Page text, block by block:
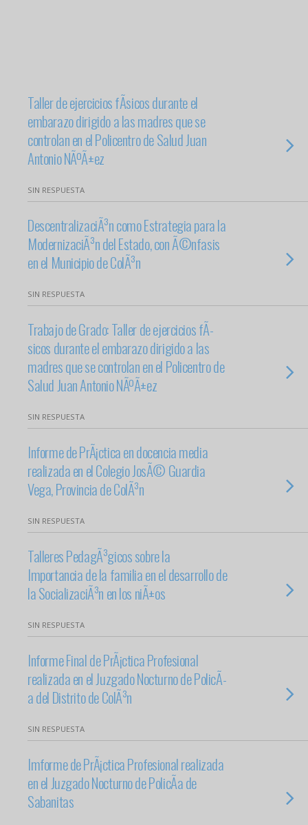
Taller de ejercicios fÃ­sicos durante el
embarazo dirigido a las madres que se
controlan en el Policentro de Salud Juan
Antonio NÃºÃ±ez
SIN RESPUESTA
DescentralizaciÃ³n como Estrategia para la
ModernizaciÃ³n del Estado, con Ã©nfasis
en el Municipio de ColÃ³n
SIN RESPUESTA
Trabajo de Grado: Taller de ejercicios fÃ­
sicos durante el embarazo dirigido a las
madres que se controlan en el Policentro de
Salud Juan Antonio NÃºÃ±ez
SIN RESPUESTA
Informe de PrÃ¡ctica en docencia media
realizada en el Colegio JosÃ© Guardia
Vega, Provincia de ColÃ³n
SIN RESPUESTA
Talleres PedagÃ³gicos sobre la
Importancia de la familia en el desarrollo de
la SocializaciÃ³n en los niÃ±os
SIN RESPUESTA
Informe Final de PrÃ¡ctica Profesional
realizada en el Juzgado Nocturno de PolicÃ­
a del Distrito de ColÃ³n
SIN RESPUESTA
Imforme de PrÃ¡ctica Profesional realizada
en el Juzgado Nocturno de PolicÃ­a de
Sabanitas